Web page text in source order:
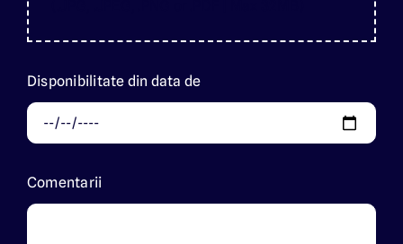
Disponibilitate din data de
Comentarii